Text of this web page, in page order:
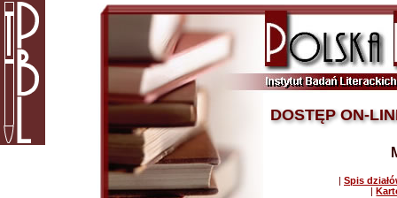
DOSTĘP ON-
| Spis
|